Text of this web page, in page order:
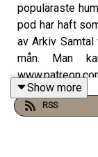
populäraste
pod har haft
av Arkiv
mån. Man
#arkivsamtal
gardenfors
Show more
RSS